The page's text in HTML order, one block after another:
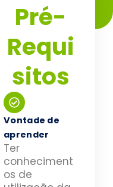
Pré-
Requi
sitos
Vontade de
aprender
Ter
conheciment
os de